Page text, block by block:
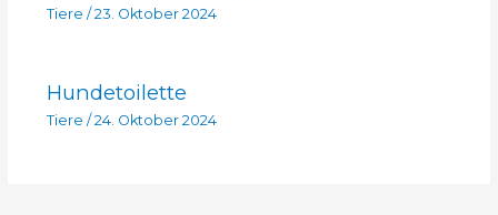
Tiere / 23. Oktober 2024
Hundetoilette
Tiere / 24. Oktober 2024